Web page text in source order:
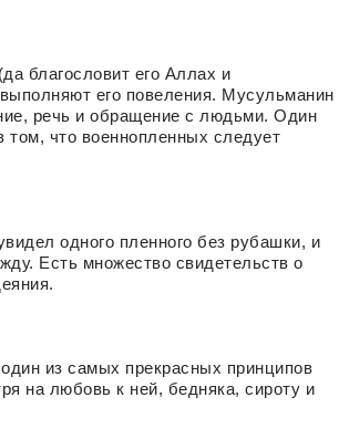
благословит его Аллах и
его повеления. Мусульманин
речь и обращение с людьми. Один
что военнопленных следует
одного пленного без рубашки, и
Есть множество свидетельств о
из самых прекрасных принципов
на любовь к ней, бедняка, сироту и